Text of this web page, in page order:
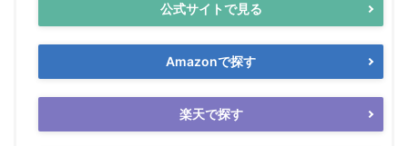
公式サイトで見る
Amazonで探す
楽天で探す